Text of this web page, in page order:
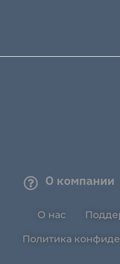
О компании
О нас
Политика